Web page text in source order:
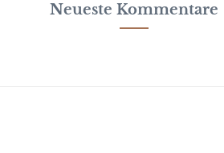
Neueste Kommentare